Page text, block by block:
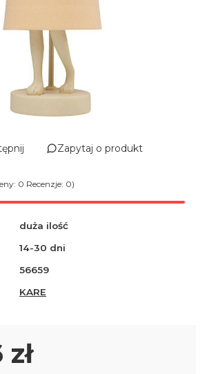
Zapytaj o produkt
0 Recenzje: 0)
duża ilość
14-30 dni
56659
KARE